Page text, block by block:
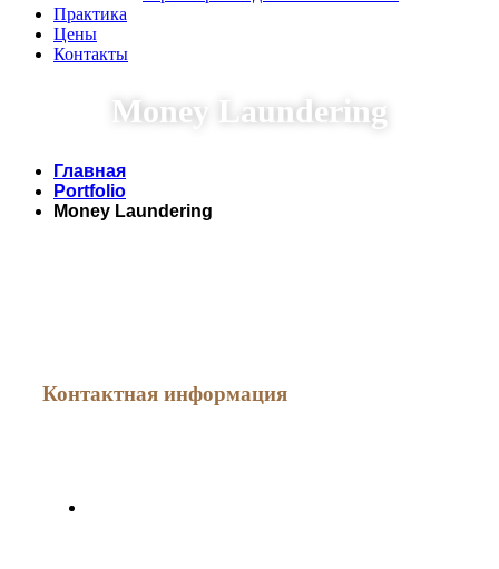
Практика
Цены
Контакты
Money Laundering
Главная
Portfolio
Money Laundering
Контактная информация